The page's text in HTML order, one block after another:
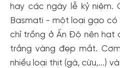
hay các ngày lễ kỷ niệm.
Basmati - một loại gạo có
chỉ trồng ở Ấn Độ nên hạt
trắng vàng đẹp mắt.
nhiều loại thịt (gà, cừu,...)